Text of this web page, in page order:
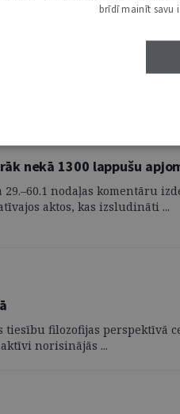
nekā 1300 lappušu
nodaļas komentāru
aktos, kas izsludināti ...
filozofijas perspektīvā
norisinājās ...
brīdī mainīt savu